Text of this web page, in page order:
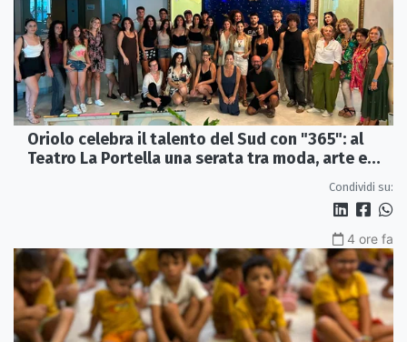
Oriolo celebra il talento del Sud con "365": al
Teatro La Portella una serata tra moda, arte e
Condividi su:
4 ore fa